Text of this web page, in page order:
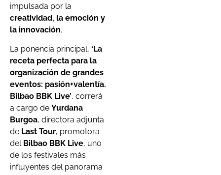
impulsada por la
creatividad, la emoción y
la innovación.
La ponencia principal, ‘La
receta perfecta para la
organización de grandes
eventos: pasión+valentía.
Bilbao BBK Live’, correrá
a cargo de Yurdana
Burgoa, directora adjunta
de Last Tour, promotora
del Bilbao BBK Live, uno
de los festivales más
influyentes del panorama